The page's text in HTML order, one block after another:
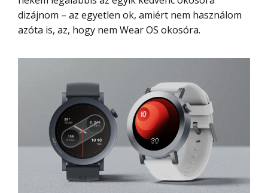
dizájnom – az egyetlen ok, amiért nem használom
azóta is, az, hogy nem Wear OS okosóra.